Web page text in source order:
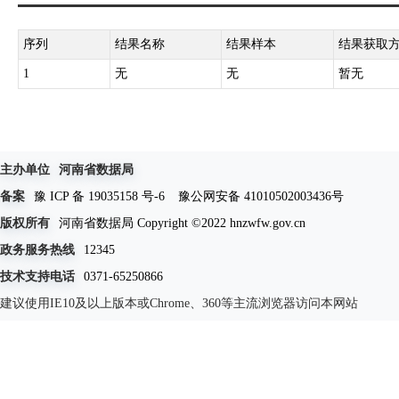
序列 结果名称 结果样本 结果获取
1 无 无 暂无
主办单位
河南省数据局
备案
豫 ICP 备 19035158 号-6
豫公网安备 41010502003436号
版权所有
河南省数据局 Copyright ©2022 hnzwfw.gov.cn
政务服务热线
12345
技术支持电话
0371-65250866
建议使用IE10及以上版本或Chrome、360等主流浏览器访问本网站